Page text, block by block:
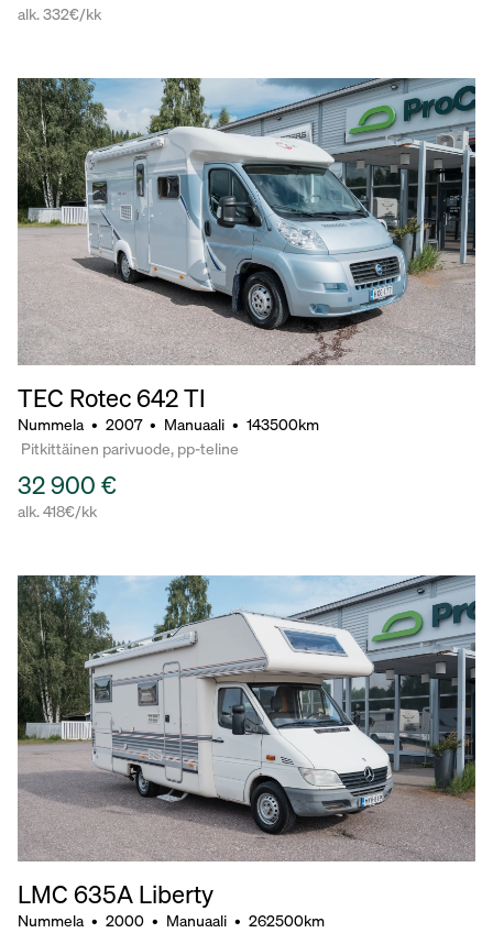
alk. 332€/kk
TEC Rotec 642 TI
Nummela • 2007 • Manuaali • 143500km
Pitkittäinen parivuode, pp-teline
32 900 €
alk. 418€/kk
LMC 635A Liberty
Nummela • 2000 • Manuaali • 262500km